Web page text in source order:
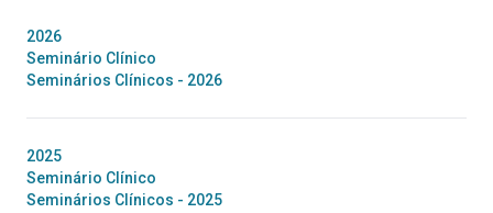
2026
Seminário Clínico
Seminários Clínicos - 2026
2025
Seminário Clínico
Seminários Clínicos - 2025